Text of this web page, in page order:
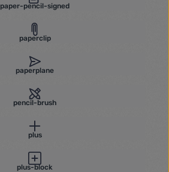
paper-pencil-signed
paperclip
paperplane
pencil-brush
plus
plus-block